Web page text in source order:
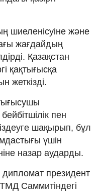
шиеленісуіне және
жағдайдың
Қазақстан
қақтығысқа
жеткізді.
пен
шақырып, бұл
үшін
назар аударды.
президент
Саммитіндегі